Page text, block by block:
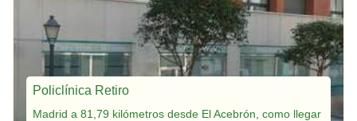
Policlínica Retiro
Madrid a 81,79 kilómetros desde El Acebrón, como llegar